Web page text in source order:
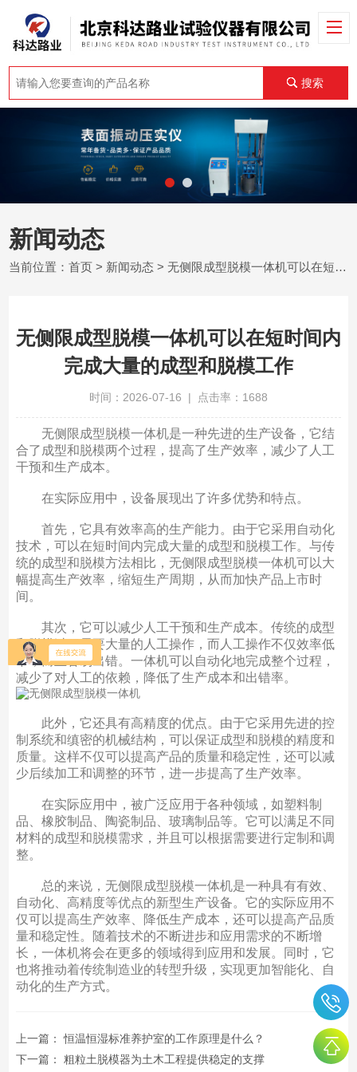
搜索
新闻动态
当前位置：首页 > 新闻动态 > 无侧限成型脱模一体机可以在短时间内完成大量的成型和脱模工作
无侧限成型脱模一体机可以在短时间内
完成大量的成型和脱模工作
时间：2026-07-16 | 点击率：1688
无侧限成型脱模一体机是一种先进的生产设备，它结
合了成型和脱模两个过程，提高了生产效率，减少了人工
干预和生产成本。
在实际应用中，设备展现出了许多优势和特点。
首先，它具有效率高的生产能力。由于它采用自动化
技术，可以在短时间内完成大量的成型和脱模工作。与传
统的成型和脱模方法相比，无侧限成型脱模一体机可以大
幅提高生产效率，缩短生产周期，从而加快产品上市时
间。
其次，它可以减少人工干预和生产成本。传统的成型
和脱模过程需要大量的人工操作，而人工操作不仅效率低
下，而且容易出错。一体机可以自动化地完成整个过程，
减少了对人工的依赖，降低了生产成本和出错率。
此外，它还具有高精度的优点。由于它采用先进的控
制系统和缜密的机械结构，可以保证成型和脱模的精度和
质量。这样不仅可以提高产品的质量和稳定性，还可以减
少后续加工和调整的环节，进一步提高了生产效率。
在实际应用中，被广泛应用于各种领域，如塑料制
品、橡胶制品、陶瓷制品、玻璃制品等。它可以满足不同
材料的成型和脱模需求，并且可以根据需要进行定制和调
整。
总的来说，无侧限成型脱模一体机是一种具有有效、
自动化、高精度等优点的新型生产设备。它的实际应用不
仅可以提高生产效率、降低生产成本，还可以提高产品质
量和稳定性。随着技术的不断进步和应用需求的不断增
长，一体机将会在更多的领域得到应用和发展。同时，它
也将推动着传统制造业的转型升级，实现更加智能化、自
动化的生产方式。
上一篇：恒温恒湿标准养护室的工作原理是什么？
下一篇： 粗粒土脱模器为土木工程提供稳定的支撑